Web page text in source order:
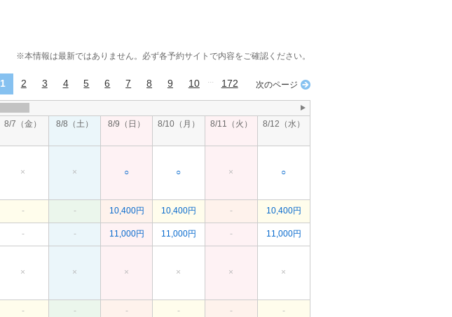
※本情報は最新ではありません。必ず各予約サイトで内容をご確認ください。
1 2 3 4 5 6 7 8 9 10 172 次のページ
8/7（金） 8/8（土） 8/9（日） 8/10（月） 8/11（火） 8/12（水）
× × ○ ○ × ○
- - 10,400円 10,400円 - 10,400円
- - 11,000円 11,000円 - 11,000円
× × × × × ×
- - - - - -